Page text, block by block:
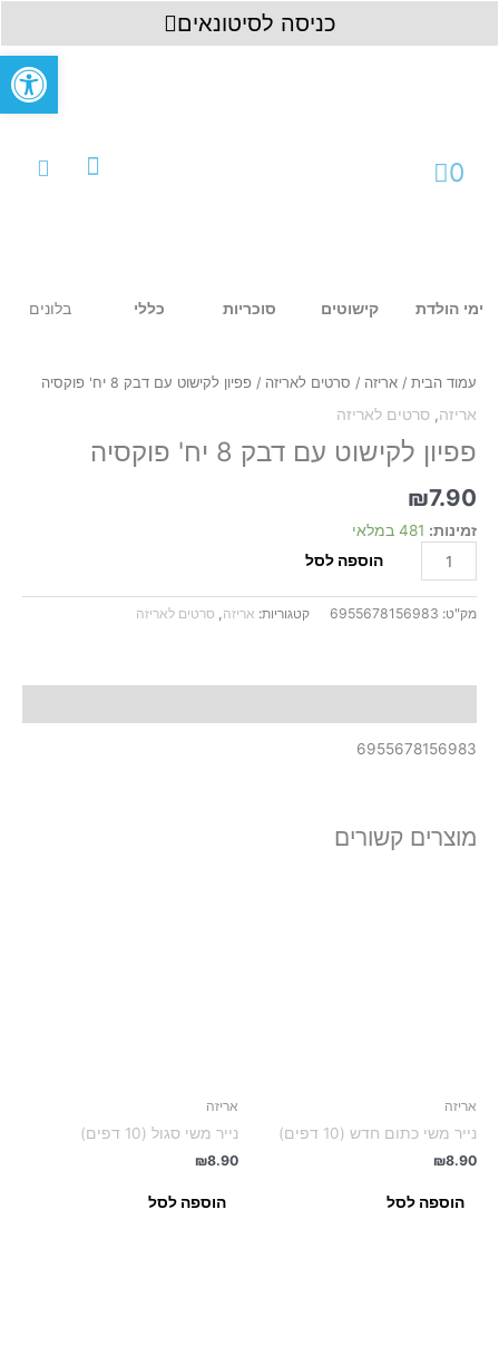
כניסה לסיטונאים
0
עגלת
ימי הולדת קישוטים סוכריות כללי בלונים
עמוד הבית / אריזה / סרטים לאריזה / פפיון לקישוט עם דבק 8 יח' פוקסיה
אריזה, סרטים לאריזה
פפיון לקישוט עם דבק 8 יח' פוקסיה
₪7.90
זמינות: 481 במלאי
פפיון
עם
דבק
8
יח'
פוקסיה
הוספה לסל
מק"ט: 6955678156983 קטגוריות: אריזה, סרטים לאריזה
6955678156983
מוצרים קשורים
אריזה
נייר משי כתום חדש (10 דפים)
₪8.90
הוספה לסל
אריזה
נייר משי סגול (10 דפים)
₪8.90
הוספה לסל
פתח